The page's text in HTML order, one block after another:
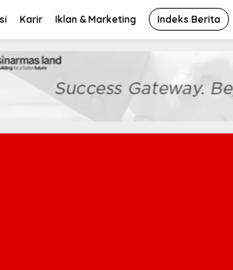
Karir Iklan & Marketing Indeks Berita